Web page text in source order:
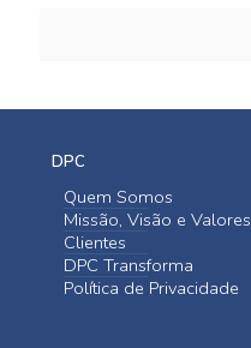
DPC
Quem Somos
Missão, Visão e Valores
Clientes
DPC Transforma
Política de Privacidade